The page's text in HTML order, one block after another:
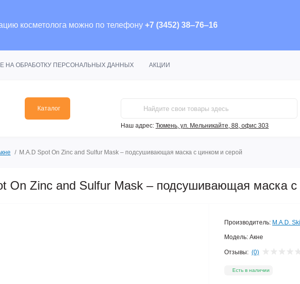
косметолога можно по телефону +7 (3452) 38‒76‒16
НА ОБРАБОТКУ ПЕРСОНАЛЬНЫХ ДАННЫХ АКЦИИ
Каталог
Наш адрес: Тюмень, ул. Мельникайте, 88, офис 303
M.A.D Spot On Zinc and Sulfur Mask – подсушивающая маска с цинком и серой
On Zinc and Sulfur Mask – подсушивающая маска с
Производитель: M.A.D.
Модель: Акне
Отзывы: (0)
Есть в наличии